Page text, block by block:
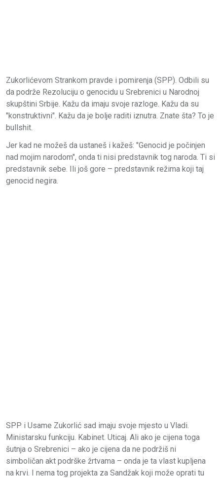
Zukorlićevom Strankom pravde i pomirenja (SPP). Odbili su
da podrže Rezoluciju o genocidu u Srebrenici u Narodnoj
skupštini Srbije. Kažu da imaju svoje razloge. Kažu da su
"konstruktivni". Kažu da je bolje raditi iznutra. Znate šta? To je
bullshit.
Jer kad ne možeš da ustaneš i kažeš: "Genocid je počinjen
nad mojim narodom", onda ti nisi predstavnik tog naroda. Ti si
predstavnik sebe. Ili još gore – predstavnik režima koji taj
genocid negira.
SPP i Usame Zukorlić sad imaju svoje mjesto u Vladi.
Ministarsku funkciju. Kabinet. Uticaj. Ali ako je cijena toga
šutnja o Srebrenici – ako je cijena da ne podržiš ni
simboličan akt podrške žrtvama – onda je ta vlast kupljena
na krvi. I nema tog projekta za Sandžak koji može oprati tu